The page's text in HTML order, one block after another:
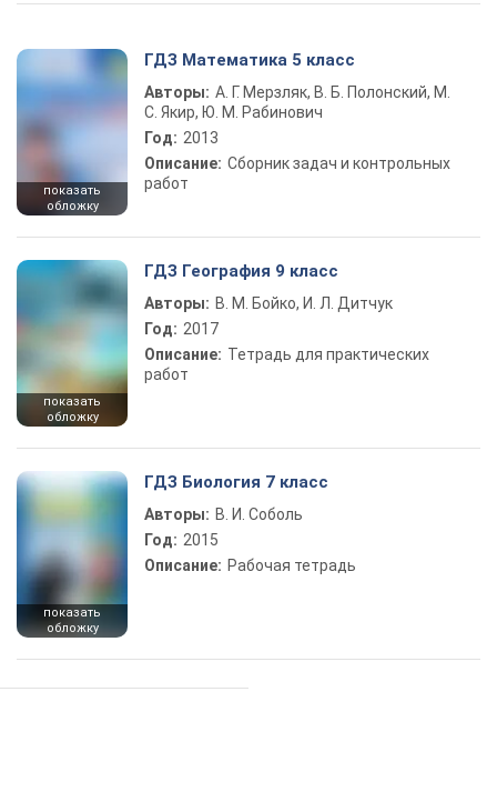
показать
обложку
ГДЗ Математика 5 класс
Авторы: А. Г. Мерзляк, В. Б. Полонский, М.
С. Якир, Ю. М. Рабинович
Год: 2013
Описание: Сборник задач и контрольных
работ
показать
обложку
ГДЗ География 9 класс
Авторы: В. М. Бойко, И. Л. Дитчук
Год: 2017
Описание: Тетрадь для практических
работ
показать
обложку
ГДЗ Биология 7 класс
Авторы: В. И. Соболь
Год: 2015
Описание: Рабочая тетрадь